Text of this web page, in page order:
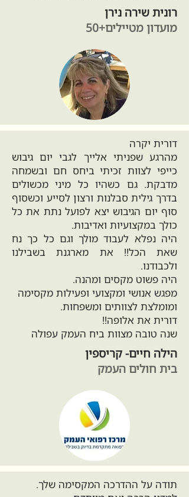
רונית שירה נירן
מועדון מטיילים+50
דורית יקרה
מהרגע שפניתי אלייך לגבי יום גיבוש
כייפי לצוות זכיתי ביחס חם ובשמחה
מדבקת. גם כשהיו כל מיני מכשולים
בדרך גילית סבלנות ורצון לסייע וכשסוף
סוף יום הגיבוש יצא לפועל נתת את כל
כולך במקצועיות ואדיבות.
היה נפלא לעבוד מולך וגם כל כך נח
שאת הכל!! את מארגנת בשבילנו
ולכבודנו.
היה פשוט מקסים ומהנה.
מפגש אנושי ומקצועי ופעילות מקסימה
ומומלצת לצוותים ומשפחות.
דורית את אלופה!!
שנה טובה מצוות ביח העמק עפולה
הילה חיים- קריספין
בית חולים העמק
תודה על ההדרכה המקסימה שלך.